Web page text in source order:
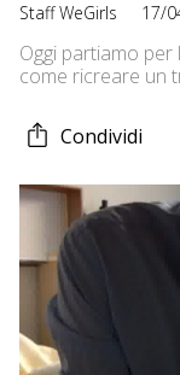
Staff WeGirls 17/
Oggi partiamo
come ricreare un
belle attrici
Audrey Tautou,
Buona visione!
https://
https://
http://
Condividi